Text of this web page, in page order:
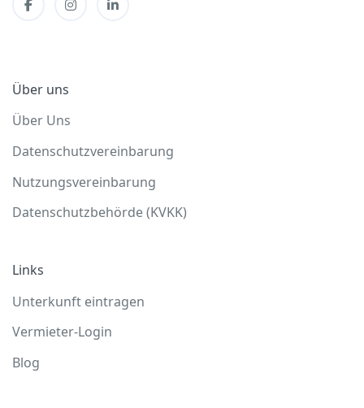
Über uns
Über Uns
Datenschutzvereinbarung
Nutzungsvereinbarung
Datenschutzbehörde (KVKK)
Links
Unterkunft eintragen
Vermieter-Login
Blog